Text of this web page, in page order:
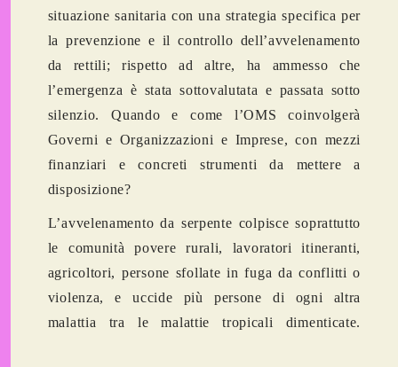
situazione sanitaria con una strategia specifica per
la prevenzione e il controllo dell’avvelenamento
da rettili; rispetto ad altre, ha ammesso che
l’emergenza è stata sottovalutata e passata sotto
silenzio. Quando e come l’OMS coinvolgerà
Governi e Organizzazioni e Imprese, con mezzi
finanziari e concreti strumenti da mettere a
disposizione?
L’avvelenamento da serpente colpisce soprattutto
le comunità povere rurali, lavoratori itineranti,
agricoltori, persone sfollate in fuga da conflitti o
violenza, e uccide più persone di ogni altra
malattia tra le malattie tropicali dimenticate.